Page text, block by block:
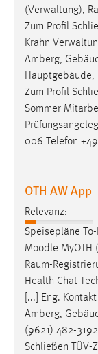
(Verwaltung),
Zum Profil
Krahn
Amberg,
Hauptgebäude,
Zum Profil
Sommer
006 Telefon +49
OTH AW App
Relevanz:
Speisepläne
Moodle MyOTH
Raum-
Health Chat
[...] Eng.
Amberg,
(9621) 482-
Schließen TÜV-